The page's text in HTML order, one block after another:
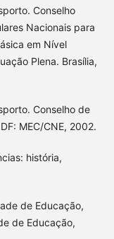
Conselho
Nacionais para
em Nível
Plena. Brasília,
Conselho de
MEC/CNE, 2002.
história,
de Educação,
de Educação,